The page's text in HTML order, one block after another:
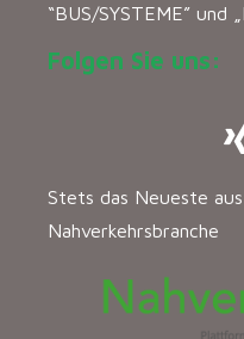
“BUS/SYSTEME” und
Folgen Sie uns:
Stets das Neueste
Nahverkehrsbranche